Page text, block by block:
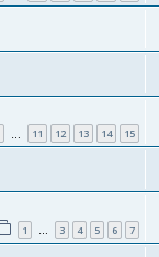
11 12 13 14 15
1 … 3 4 5 6 7